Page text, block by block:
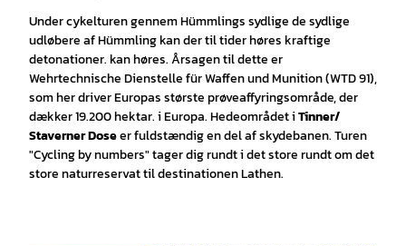
Under cykelturen gennem Hümmlings sydlige de sydlige
udløbere af Hümmling kan der til tider høres kraftige
detonationer. kan høres. Årsagen til dette er
Wehrtechnische Dienstelle für Waffen und Munition (WTD 91),
som her driver Europas største prøveaffyringsområde, der
dækker 19.200 hektar. i Europa. Hedeområdet iTinner/
Staverner Doseer fuldstændig en del af skydebanen. Turen
"Cycling by numbers" tager dig rundt i det store rundt om det
store naturreservat til destinationen Lathen.